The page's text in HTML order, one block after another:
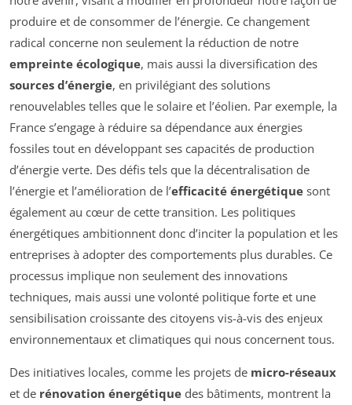
produire et de consommer de l’énergie. Ce changement
radical concerne non seulement la réduction de notre
empreinte écologique, mais aussi la diversification des
sources d’énergie, en privilégiant des solutions
renouvelables telles que le solaire et l’éolien. Par exemple, la
France s’engage à réduire sa dépendance aux énergies
fossiles tout en développant ses capacités de production
d’énergie verte. Des défis tels que la décentralisation de
l’énergie et l’amélioration de l’efficacité énergétique sont
également au cœur de cette transition. Les politiques
énergétiques ambitionnent donc d’inciter la population et les
entreprises à adopter des comportements plus durables. Ce
processus implique non seulement des innovations
techniques, mais aussi une volonté politique forte et une
sensibilisation croissante des citoyens vis-à-vis des enjeux
environnementaux et climatiques qui nous concernent tous.
Des initiatives locales, comme les projets de micro-réseaux
et de rénovation énergétique des bâtiments, montrent la